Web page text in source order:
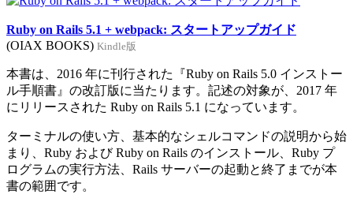
Ruby on Rails 5.1 + webpack: スタートアップガイド
(OIAX BOOKS) Kindle版
本書は、2016 年に刊行された『Ruby on Rails 5.0 インストー
ル手順書』の改訂版に当たります。記述の対象が、2017 年
にリリースされた Ruby on Rails 5.1 になっています。
ターミナルの使い方、基本的なシェルコマンドの説明から始
まり、Ruby および Ruby on Rails のインストール、Ruby プ
ログラムの実行方法、Rails サーバーの起動と終了までが本
書の範囲です。